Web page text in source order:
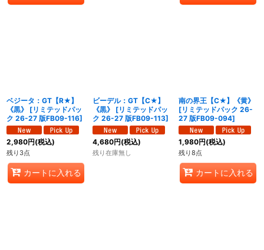
ベジータ：GT【R★】
《黒》
[リミテッドパッ
ク 26-27 版FB09-116]
2,980円(税込)
残り3点
カートに入れる
ビーデル：GT【C★】
《黒》
[リミテッドパッ
ク 26-27 版FB09-113]
4,680円(税込)
残り在庫無し
南の界王【C★】《黄》
[リミテッドパック 26-
27 版FB09-094]
1,980円(税込)
残り8点
カートに入れる